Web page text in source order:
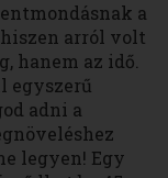
a
arról volt
hanem az idő.
egyszerű
adni a
legyen! Egy